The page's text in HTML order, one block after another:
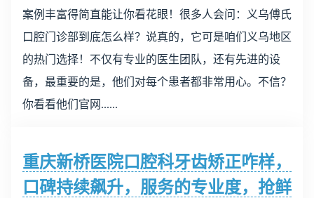
案例丰富得简直能让你看花眼！很多人会问：义乌傅氏
口腔门诊部到底怎么样？说真的，它可是咱们义乌地区
的热门选择！不仅有专业的医生团队，还有先进的设
备，最重要的是，他们对每个患者都非常用心。不信？
你看看他们官网......
重庆新桥医院口腔科牙齿矫正咋样，
口碑持续飙升，服务的专业度，抢鲜